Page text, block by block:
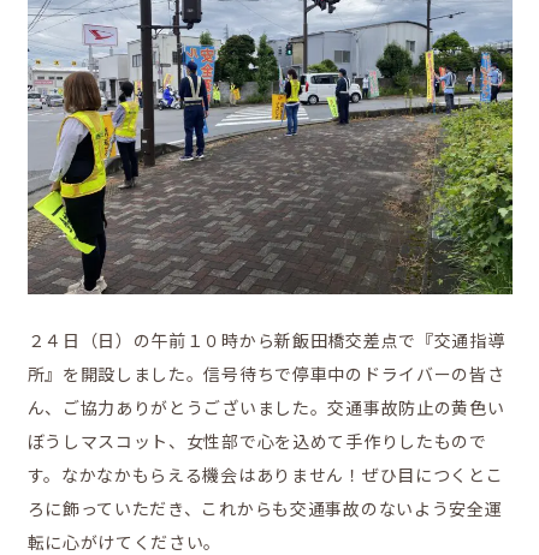
移住をお考えの方へ
お問合せ
２４日（日）の午前１０時から新飯田橋交差点で『交通指導
所』を開設しました。信号待ちで停車中のドライバーの皆さ
ん、ご協力ありがとうございました。交通事故防止の黄色い
ぼうしマスコット、女性部で心を込めて手作りしたもので
す。なかなかもらえる機会はありません！ぜひ目につくとこ
ろに飾っていただき、これからも交通事故のないよう安全運
転に心がけてください。